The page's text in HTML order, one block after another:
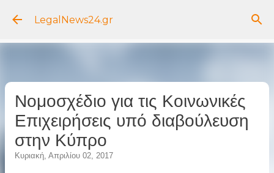
Μετάβαση στο κύριο περιεχόμενο
LegalNews24.gr
Νομοσχέδιο για τις Κοινωνικές
Επιχειρήσεις υπό διαβούλευση
στην Κύπρο
Κυριακή, Απριλίου 02, 2017